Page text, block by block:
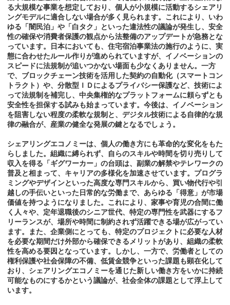
る大規模な事業を想定しており、個人が小規模に活動するシェアリ
ングモデルに適合しない場合が多く見られます。これにより、いわ
ゆる「闇民泊」や「白タク」といった違法性の議論が発生し、安全
性の確保や消費者保護の観点から法整備のアップデートが急務とな
っています。日本においても、住宅宿泊事業法の施行のように、実
態に合わせたルール作りが進められていますが、イノベーションの
スピードに法規制が追いつかない場面も少なくありません。一方
で、ブロックチェーン技術を活用した契約の自動化（スマートコン
トラクト）や、分散型ＩＤによるプライバシー保護など、技術によ
って法規制を補完し、中央集権的なプラットフォームに頼らずとも
安全性を担保する試みも始まっています。今後は、イノベーション
を阻害しない程度の柔軟な規制と、デジタル技術による自律的な規
律の融合が、産業の健全な発展の鍵となるでしょう。
シェアリングエコノミーは、個人の働き方にも革命的な変化をもた
らしました。組織に縛られず、自らのスキルや時間を切り売りして
収入を得る「ギグワーカー」の台頭は、副業の解禁やテレワークの
普及と相まって、キャリアの多様化を加速させています。プログラ
ミングやデザインといった高度な専門スキルから、買い物代行や引
越しの手伝いといった日常的な労働まで、あらゆる「得意」が市場
価値を持つようになりました。これにより、家事や育児の合間に働
く人々や、定年退職後のシニア世代、特定の専門性を武器にするフ
リーランスが、場所や時間に制約されず活躍できる場が広がってい
ます。また、企業側にとっても、特定のプロジェクトに必要な人材
を必要な期間だけ外部から確保できるメリットがあり、組織の柔軟
性を高める要因となっています。しかし、一方で、労働者としての
権利保護や社会保障の不備、低賃金競争といった課題も顕在化して
おり、シェアリングエコノミーを通じた新しい働き方をいかに持続
可能なものにするかという議論が、社会全体の課題として浮上して
います。